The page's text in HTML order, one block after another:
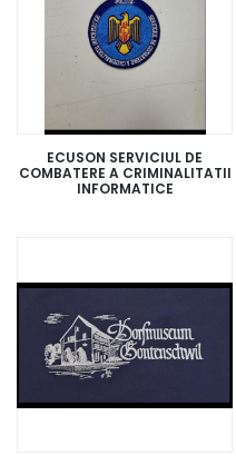
ECUSON SERVICIUL DE
COMBATERE A CRIMINALITATII
INFORMATICE